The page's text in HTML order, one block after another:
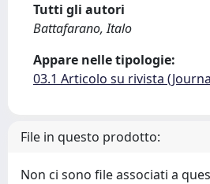
Tutti gli autori
Battafarano, Italo
Appare nelle tipologie:
03.1 Articolo su rivista
File in questo prodotto:
Non ci sono file associati a